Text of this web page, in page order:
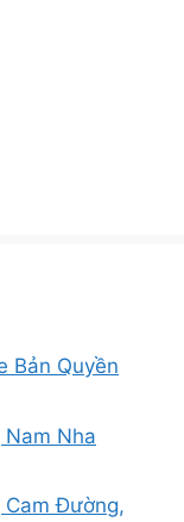
Bản Quyền
Nam Nha
Cam Đường,